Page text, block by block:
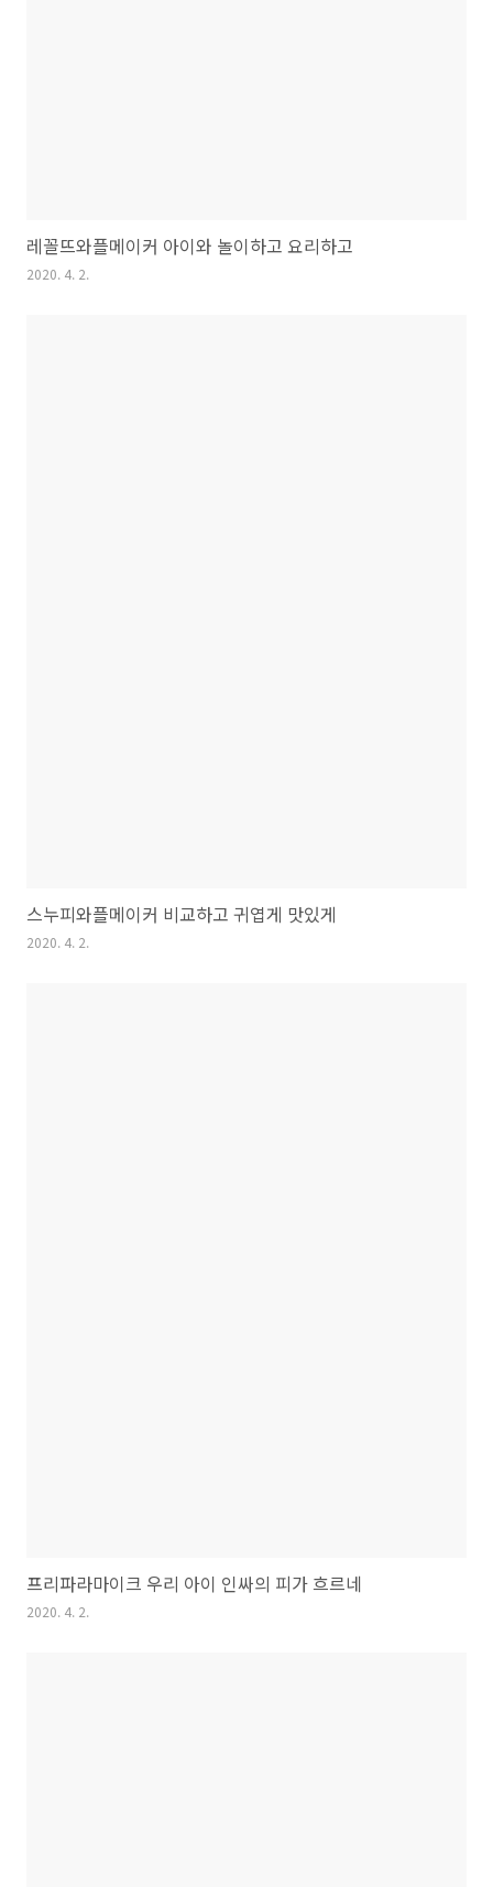
레꼴뜨와플메이커 아이와 놀이하고 요리하고
2020. 4. 2.
스누피와플메이커 비교하고 귀엽게 맛있게
2020. 4. 2.
프리파라마이크 우리 아이 인싸의 피가 흐르네
2020. 4. 2.